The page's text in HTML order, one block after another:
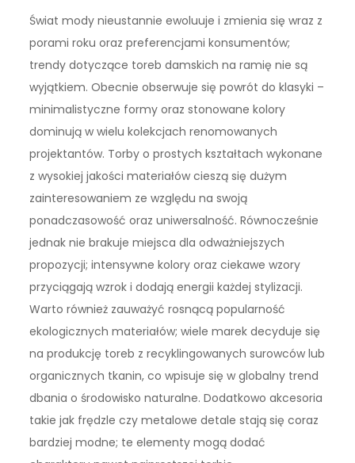
Świat mody nieustannie ewoluuje i zmienia się wraz z
porami roku oraz preferencjami konsumentów;
trendy dotyczące toreb damskich na ramię nie są
wyjątkiem. Obecnie obserwuje się powrót do klasyki –
minimalistyczne formy oraz stonowane kolory
dominują w wielu kolekcjach renomowanych
projektantów. Torby o prostych kształtach wykonane
z wysokiej jakości materiałów cieszą się dużym
zainteresowaniem ze względu na swoją
ponadczasowość oraz uniwersalność. Równocześnie
jednak nie brakuje miejsca dla odważniejszych
propozycji; intensywne kolory oraz ciekawe wzory
przyciągają wzrok i dodają energii każdej stylizacji.
Warto również zauważyć rosnącą popularność
ekologicznych materiałów; wiele marek decyduje się
na produkcję toreb z recyklingowanych surowców lub
organicznych tkanin, co wpisuje się w globalny trend
dbania o środowisko naturalne. Dodatkowo akcesoria
takie jak frędzle czy metalowe detale stają się coraz
bardziej modne; te elementy mogą dodać